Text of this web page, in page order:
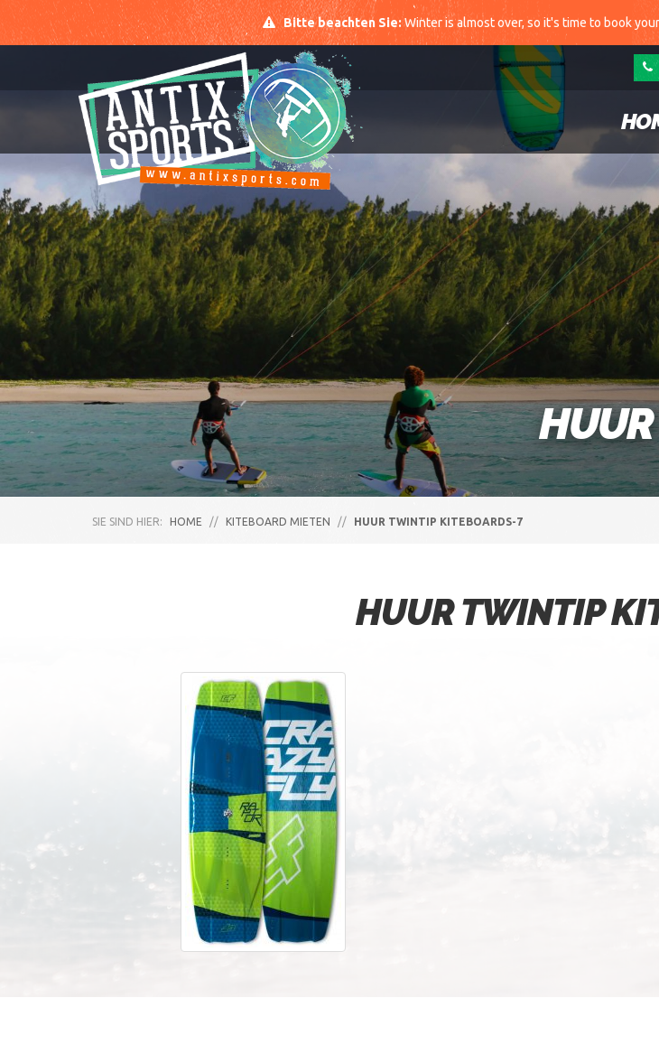
Bitte beachten Sie:Winter is almost over, so it's time to book
SIE SIND HIER: HOME // KITEBOARD MIETEN // HUUR TWINTIP KITEBOARDS-7
HUUR TWINTIP